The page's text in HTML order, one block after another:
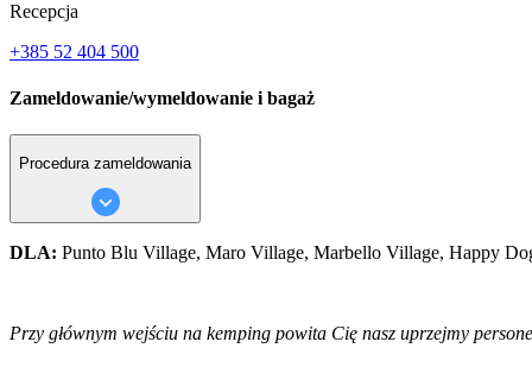
Recepcja
+385 52 404 500
Zameldowanie/wymeldowanie i bagaż
Procedura zameldowania
DLA: Punto Blu Village, Maro Village, Marbello Village, Happy
Przy głównym wejściu na kemping powita Cię nasz uprzejmy